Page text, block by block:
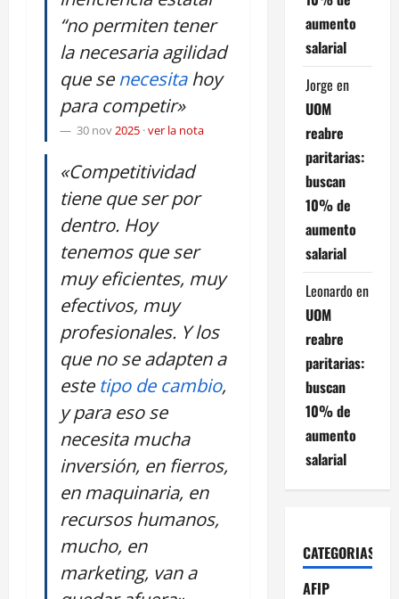
“no permiten tener
la necesaria agilidad
que senecesitahoy
para competir»
30 nov2025 ·ver la nota
«Competitividad
tiene que ser por
dentro. Hoy
tenemos que ser
muy eficientes, muy
efectivos, muy
profesionales. Y los
que no se adapten a
este tipo de cambio,
y para eso se
necesita mucha
inversión, en fierros,
en maquinaria, en
recursos humanos,
mucho, en
marketing, van a
aumento
salarial
Jorge en
UOM
reabre
paritarias:
buscan
10% de
aumento
salarial
Leonardo en
UOM
reabre
paritarias:
buscan
10% de
aumento
salarial
CATEGORIAS
AFIP